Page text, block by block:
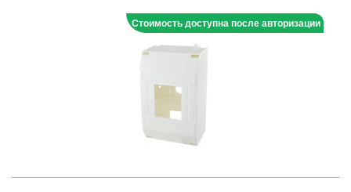
Стоимость доступна после авторизации